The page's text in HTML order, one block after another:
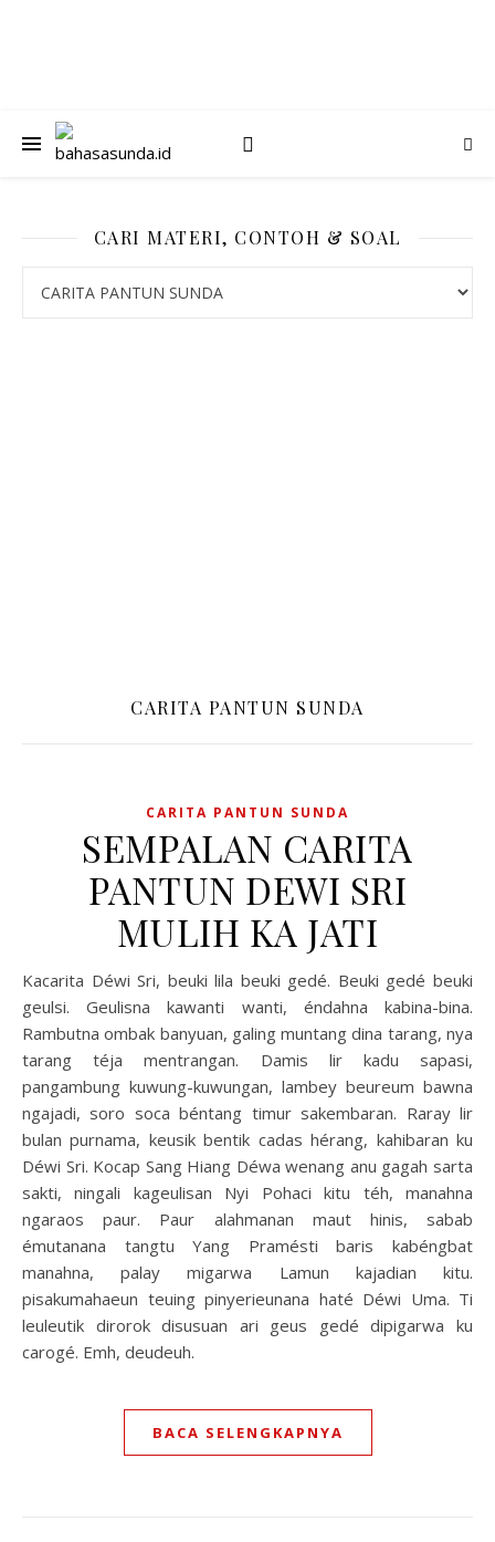
CARI MATERI, CONTOH & SOAL
CARITA PANTUN SUNDA
CARITA PANTUN SUNDA
SEMPALAN CARITA
PANTUN DEWI SRI
MULIH KA JATI
Kacarita Déwi Sri, beuki lila beuki gedé. Beuki gedé beuki
geulsi. Geulisna kawanti wanti, éndahna kabina-bina.
Rambutna ombak banyuan, galing muntang dina tarang, nya
tarang téja mentrangan. Damis lir kadu sapasi,
pangambung kuwung-kuwungan, lambey beureum bawna
ngajadi, soro soca béntang timur sakembaran. Raray lir
bulan purnama, keusik bentik cadas hérang, kahibaran ku
Déwi Sri. Kocap Sang Hiang Déwa wenang anu gagah sarta
sakti, ningali kageulisan Nyi Pohaci kitu téh, manahna
ngaraos paur. Paur alahmanan maut hinis, sabab
émutanana tangtu Yang Pramésti baris kabéngbat
manahna, palay migarwa Lamun kajadian kitu.
pisakumahaeun teuing pinyerieunana haté Déwi Uma. Ti
leuleutik dirorok disusuan ari geus gedé dipigarwa ku
carogé. Emh, deudeuh.
BACA SELENGKAPNYA